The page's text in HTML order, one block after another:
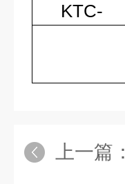
KTC-
上一篇：